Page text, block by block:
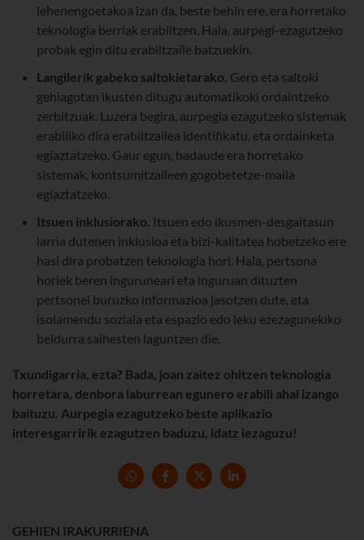
lehenengoetakoa izan da, beste behin ere, era horretako
teknologia berriak erabiltzen. Hala, aurpegi-ezagutzeko
probak egin ditu erabiltzaile batzuekin.
Langilerik gabeko saltokietarako. Gero eta saltoki
gehiagotan ikusten ditugu automatikoki ordaintzeko
zerbitzuak. Luzera begira, aurpegia ezagutzeko sistemak
erabiliko dira erabiltzailea identifikatu, eta ordainketa
egiaztatzeko. Gaur egun, badaude era horretako
sistemak, kontsumitzaileen gogobetetze-maila
egiaztatzeko.
Itsuen inklusiorako. Itsuen edo ikusmen-desgaitasun
larria dutenen inklusioa eta bizi-kalitatea hobetzeko ere
hasi dira probatzen teknologia hori. Hala, pertsona
horiek beren inguruneari eta inguruan dituzten
pertsonei buruzko informazioa jasotzen dute, eta
isolamendu soziala eta espazio edo leku ezezagunekiko
beldurra saihesten laguntzen die.
Txundigarria, ezta? Bada, joan zaitez ohitzen teknologia
horretara, denbora laburrean egunero erabili ahal izango
baituzu. Aurpegia ezagutzeko beste aplikazio
interesgarririk ezagutzen baduzu, idatz iezaguzu!
GEHIEN IRAKURRIENA